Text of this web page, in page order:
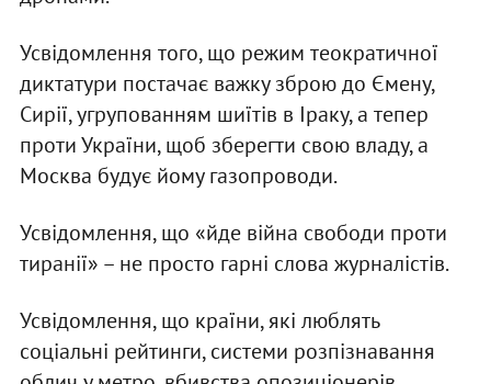
Усвідомлення того, що режим теократичної
диктатури постачає важку зброю до Ємену,
Сирії, угрупованням шиїтів в Іраку, а тепер
проти України, щоб зберегти свою владу, а
Москва будує йому газопроводи.
Усвідомлення, що «йде війна свободи проти
тиранії» – не просто гарні слова журналістів.
Усвідомлення, що країни, які люблять
соціальні рейтинги, системи розпізнавання